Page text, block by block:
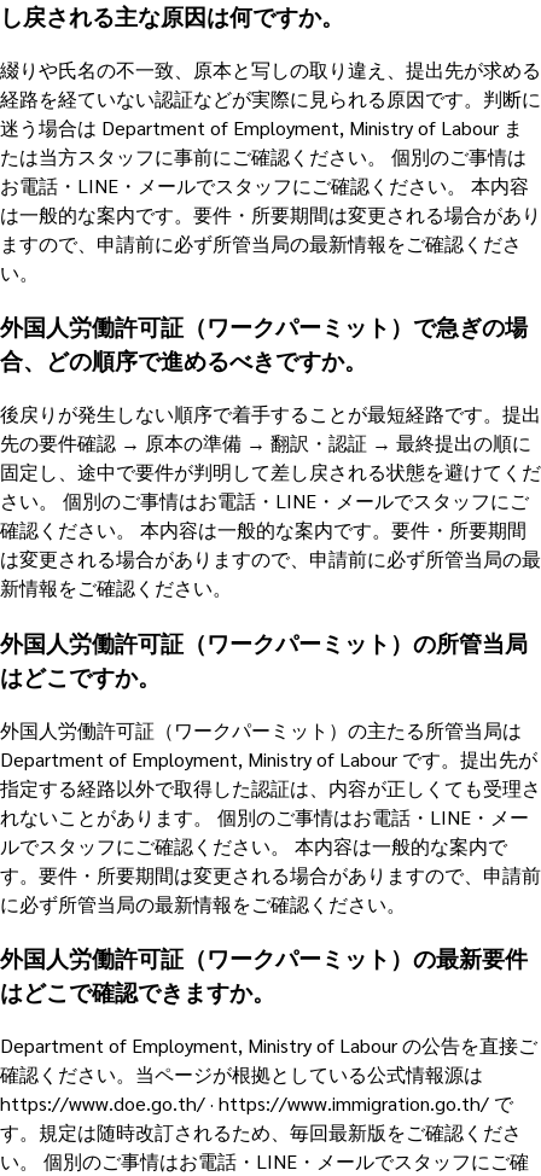
し戻される主な原因は何ですか。
綴りや氏名の不一致、原本と写しの取り違え、提出先が求める
経路を経ていない認証などが実際に見られる原因です。判断に
迷う場合は Department of Employment, Ministry of Labour ま
たは当方スタッフに事前にご確認ください。 個別のご事情は
お電話・LINE・メールでスタッフにご確認ください。 本内容
は一般的な案内です。要件・所要期間は変更される場合があり
ますので、申請前に必ず所管当局の最新情報をご確認くださ
い。
外国人労働許可証（ワークパーミット）で急ぎの場
合、どの順序で進めるべきですか。
後戻りが発生しない順序で着手することが最短経路です。提出
先の要件確認 → 原本の準備 → 翻訳・認証 → 最終提出の順に
固定し、途中で要件が判明して差し戻される状態を避けてくだ
さい。 個別のご事情はお電話・LINE・メールでスタッフにご
確認ください。 本内容は一般的な案内です。要件・所要期間
は変更される場合がありますので、申請前に必ず所管当局の最
新情報をご確認ください。
外国人労働許可証（ワークパーミット）の所管当局
はどこですか。
外国人労働許可証（ワークパーミット）の主たる所管当局は
Department of Employment, Ministry of Labour です。提出先が
指定する経路以外で取得した認証は、内容が正しくても受理さ
れないことがあります。 個別のご事情はお電話・LINE・メー
ルでスタッフにご確認ください。 本内容は一般的な案内で
す。要件・所要期間は変更される場合がありますので、申請前
に必ず所管当局の最新情報をご確認ください。
外国人労働許可証（ワークパーミット）の最新要件
はどこで確認できますか。
Department of Employment, Ministry of Labour の公告を直接ご
確認ください。当ページが根拠としている公式情報源は
https://www.doe.go.th/ · https://www.immigration.go.th/ で
す。規定は随時改訂されるため、毎回最新版をご確認くださ
い。 個別のご事情はお電話・LINE・メールでスタッフにご確